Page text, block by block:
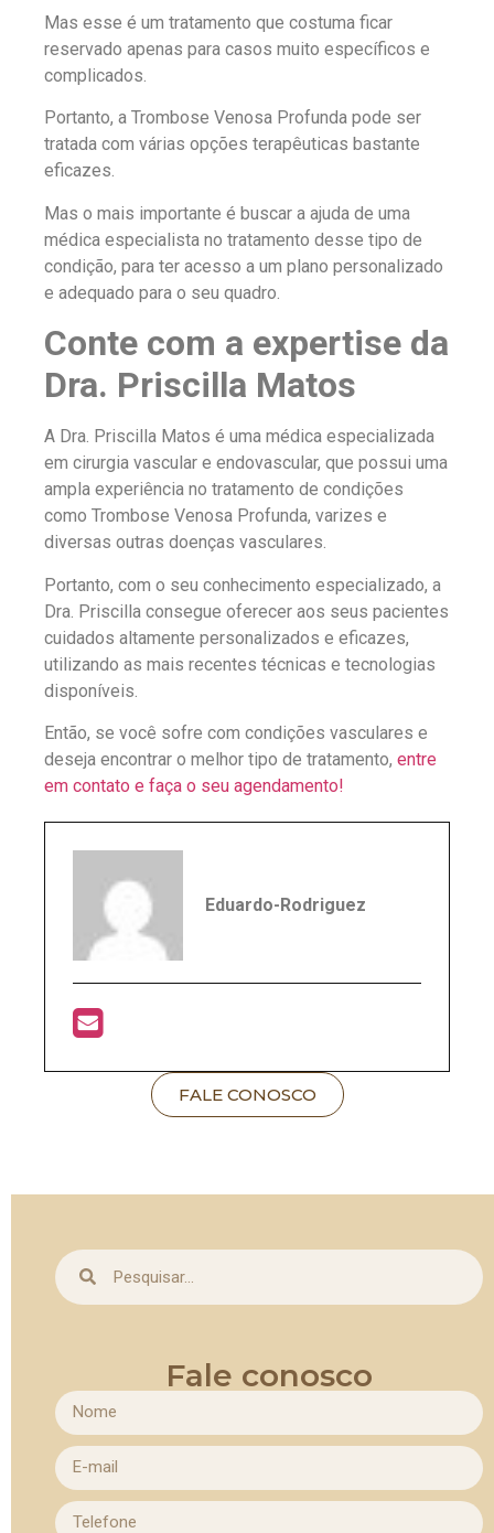
Mas esse é um tratamento que costuma ficar
reservado apenas para casos muito específicos e
complicados.
Portanto, a Trombose Venosa Profunda pode ser
tratada com várias opções terapêuticas bastante
eficazes.
Mas o mais importante é buscar a ajuda de uma
médica especialista no tratamento desse tipo de
condição, para ter acesso a um plano personalizado
e adequado para o seu quadro.
Conte com a expertise da
Dra. Priscilla Matos
A Dra. Priscilla Matos é uma médica especializada
em cirurgia vascular e endovascular, que possui uma
ampla experiência no tratamento de condições
como Trombose Venosa Profunda, varizes e
diversas outras doenças vasculares.
Portanto, com o seu conhecimento especializado, a
Dra. Priscilla consegue oferecer aos seus pacientes
cuidados altamente personalizados e eficazes,
utilizando as mais recentes técnicas e tecnologias
disponíveis.
Então, se você sofre com condições vasculares e
deseja encontrar o melhor tipo de tratamento, entre
em contato e faça o seu agendamento!
Eduardo-Rodriguez
Trabalho incansavelmente para garantir que
meus pacientes se sintam acolhidos e
contínuo aprimoramento técnico, aliando
oferecendo a cada paciente os melhores
FALE CONOSCO
Fale conosco